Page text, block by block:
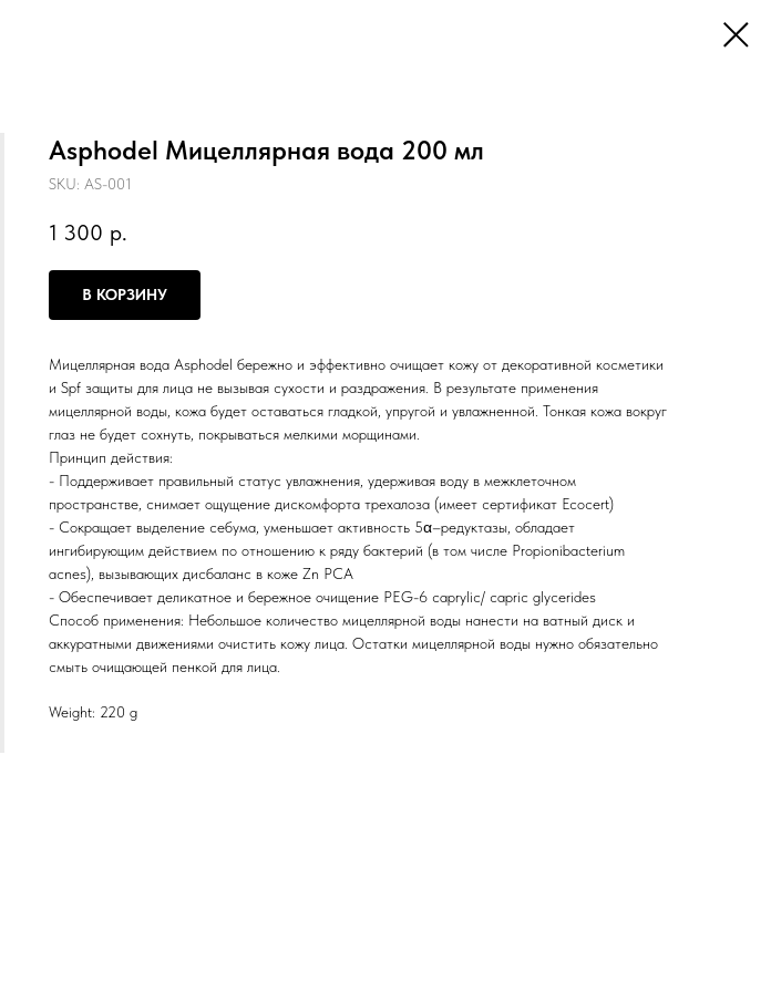
Asphodel Мицеллярная вода 200 мл
SKU: AS-001
1 300 р.
В КОРЗИНУ
Мицеллярная вода Asphodel бережно и эффективно очищает кожу от декоративной косметики
и Spf защиты для лица не вызывая сухости и раздражения. В результате применения
мицеллярной воды, кожа будет оставаться гладкой, упругой и увлажненной. Тонкая кожа вокруг
глаз не будет сохнуть, покрываться мелкими морщинами.
Принцип действия:
- Поддерживает правильный статус увлажнения, удерживая воду в межклеточном
пространстве, снимает ощущение дискомфорта трехалоза (имеет сертификат Ecocert)
- Сокращает выделение себума, уменьшает активность 5α–редуктазы, обладает
ингибирующим действием по отношению к ряду бактерий (в том числе Propionibacterium
acnes), вызывающих дисбаланс в коже Zn PCA
- Обеспечивает деликатное и бережное очищение PEG-6 caprylic/ capric glycerides
Способ применения: Небольшое количество мицеллярной воды нанести на ватный диск и
аккуратными движениями очистить кожу лица. Остатки мицеллярной воды нужно обязательно
смыть очищающей пенкой для лица.
Weight: 220 g